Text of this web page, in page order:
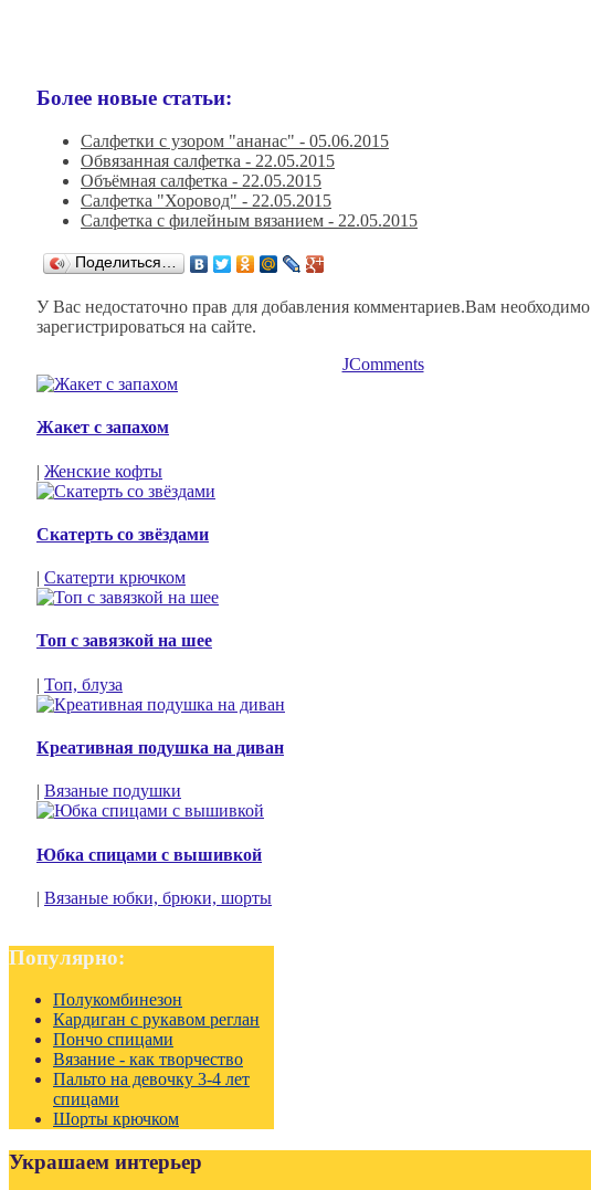
Более новые статьи:
Салфетки с узором "ананас" - 05.06.2015
Обвязанная салфетка - 22.05.2015
Объёмная салфетка - 22.05.2015
Салфетка "Хоровод" - 22.05.2015
Салфетка с филейным вязанием - 22.05.2015
Поделиться…
У Вас недостаточно прав для добавления комментариев.Вам необходимо
зарегистрироваться на сайте.
JComments
Жакет с запахом
| Женские кофты
Скатерть со звёздами
| Скатерти крючком
Топ с завязкой на шее
| Топ, блуза
Креативная подушка на диван
| Вязаные подушки
Юбка спицами с вышивкой
| Вязаные юбки, брюки, шорты
Популярно:
Полукомбинезон
Кардиган с рукавом реглан
Пончо спицами
Вязание - как творчество
Пальто на девочку 3-4 лет
спицами
Шорты крючком
Украшаем интерьер